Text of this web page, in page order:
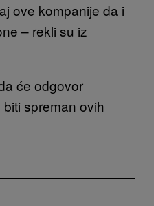
ove kompanije da i
– rekli su iz
će odgovor
spreman ovih